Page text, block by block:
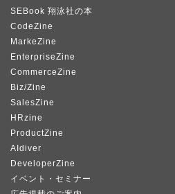
SEBook 翔泳社の本
CodeZine
MarkeZine
EnterpriseZine
CommerceZine
Biz/Zine
SalesZine
HRzine
ProductZine
AIdiver
DeveloperZine
イベント・セミナー